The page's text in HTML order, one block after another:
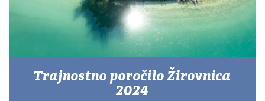
Trajnostno poročilo Žirovnica
2024